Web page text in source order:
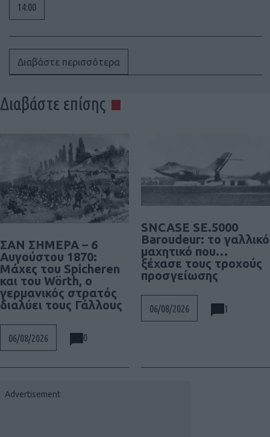
14:00
Διαβάστε περισσότερα
Διαβάστε επίσης
ΣΑΝ ΣΗΜΕΡΑ – 6
Αυγούστου 1870:
Μάχες του Spicheren
και του Wörth, ο
γερμανικός στρατός
διαλύει τους Γάλλους
06/08/2026 0
SNCASE SE.5000
Baroudeur: το γαλλικό
μαχητικό που…
ξέχασε τους τροχούς
προσγείωσης
06/08/2026 1